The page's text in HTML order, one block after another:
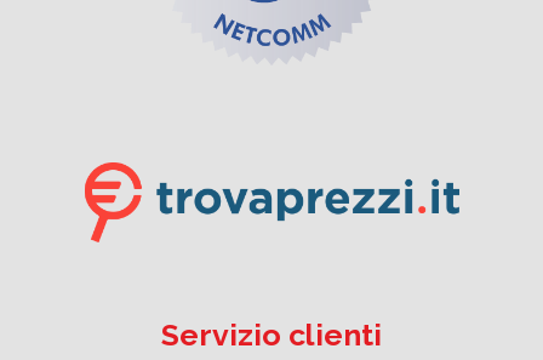
Servizio clienti